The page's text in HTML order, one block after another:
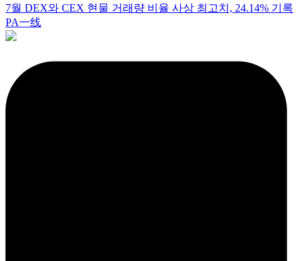
7월 DEX와 CEX 현물 거래량 비율 사상 최고치, 24.14% 기록
PA一线